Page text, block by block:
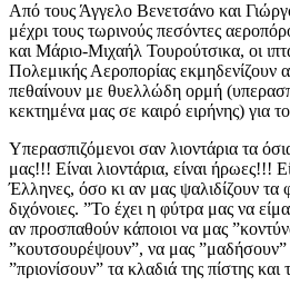
Από τους Άγγελο Βενετσάνο και
μέχρι τους τωρινούς πεσόντες
και Μάριο-Μιχαήλ Τουρούτσικα, οι
Πολεμικής Αεροπορίας εκμηδενίζουν
πεθαίνουν με θυελλώδη ορμή
κεκτημένα μας σε καιρό ειρήνης) για
Υπερασπιζόμενοι σαν λιοντάρια τα
μας!!! Είναι λιοντάρια, είναι ήρωες!!!
Έλληνες, όσο κι αν μας ψαλιδίζουν τα
διχόνοιες. ”Το έχει η φύτρα μας να
αν προσπαθούν κάποιοι να μας
”κουτσουρέψουν”, να μας
”πριονίσουν” τα κλαδιά της πίστης και